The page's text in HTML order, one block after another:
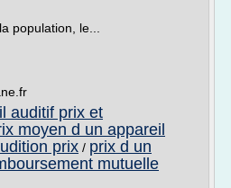
population, le...
auditif prix et
moyen d un appareil
prix / prix d un
mutuelle